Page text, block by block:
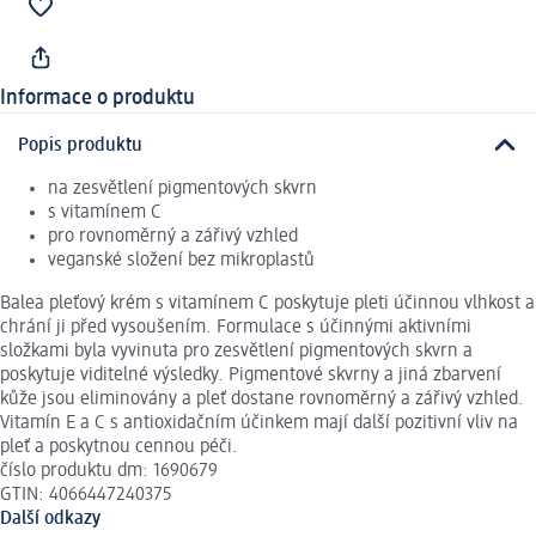
Informace o produktu
Popis produktu
na zesvětlení pigmentových skvrn
s vitamínem C
pro rovnoměrný a zářivý vzhled
veganské složení bez mikroplastů
Balea pleťový krém s vitamínem C poskytuje pleti účinnou vlhkost a
chrání ji před vysoušením. Formulace s účinnými aktivními
složkami byla vyvinuta pro zesvětlení pigmentových skvrn a
poskytuje viditelné výsledky. Pigmentové skvrny a jiná zbarvení
kůže jsou eliminovány a pleť dostane rovnoměrný a zářivý vzhled.
Vitamín E a C s antioxidačním účinkem mají další pozitivní vliv na
pleť a poskytnou cennou péči.
číslo produktu dm: 1690679
GTIN: 4066447240375
Další odkazy